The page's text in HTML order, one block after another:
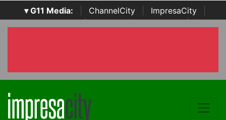
▾ G11 Media: ChannelCity ImpresaCity
SecurityOpenLab | Italian Channel Awards | Italian